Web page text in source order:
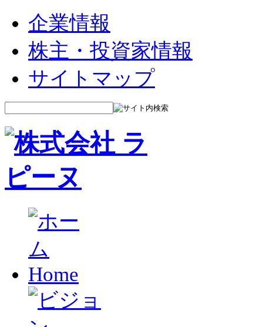
企業情報
株主・投資家情報
サイトマップ